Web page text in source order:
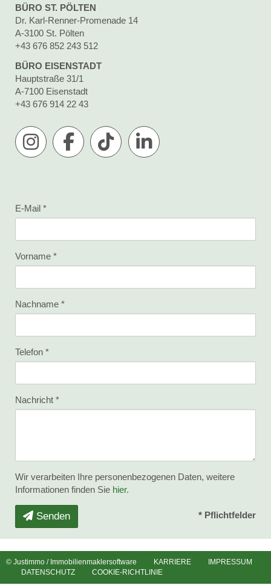
BÜRO ST. PÖLTEN
Dr. Karl-Renner-Promenade 14
A-3100 St. Pölten
+43 676 852 243 512
BÜRO EISENSTADT
Hauptstraße 31/1
A-7100 Eisenstadt
+43 676 914 22 43
E-Mail
Vorname
Nachname
Telefon
Nachricht
Wir verarbeiten Ihre personenbezogenen Daten, weitere
Informationen finden Sie hier.
Senden * Pflichtfelder
© Justimmo / Immobilienmaklersoftware KARRIERE
IMPRESSUM
DATENSCHUTZ
COOKIE-RICHTLINIE